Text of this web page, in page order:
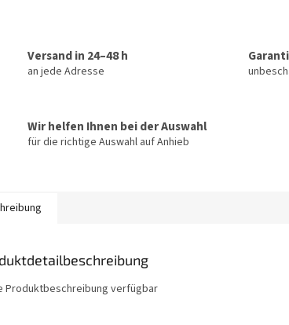
Versand in 24–48 h
an jede Adresse
Wir helfen Ihnen bei der Auswahl
für die richtige Auswahl auf Anhieb
Produktbeschreibung verfügbar